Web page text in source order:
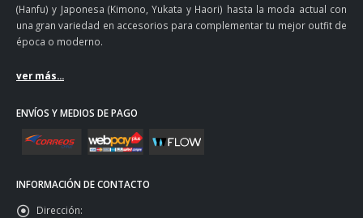
(Hanfu) y Japonesa (Kimono, Yukata y Haori) hasta la moda actual con
una gran variedad en accesorios para complementar tu mejor outfit de
época o moderno.
ver más...
ENVÍOS Y MEDIOS DE PAGO
INFORMACIÓN DE CONTACTO
Dirección: